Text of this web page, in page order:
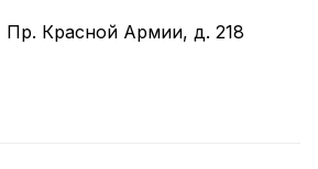
Пр. Красной Армии, д. 218